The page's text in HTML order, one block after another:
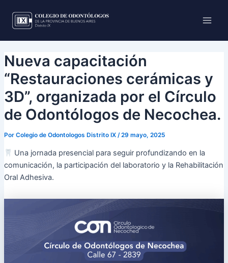
contenido
Nueva capacitación
“Restauraciones cerámicas y
3D”, organizada por el Círculo
de Odontólogos de Necochea.
Por Colegio de Odontologos Distrito IX /29 mayo, 2025
Una jornada presencial para seguir profundizando en la
comunicación, la participación del laboratorio y la Rehabilitación
Oral Adhesiva.